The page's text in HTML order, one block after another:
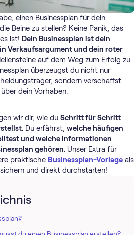
einen Businessplan für dein
Beine zu stellen? Keine Panik, das
ist! Dein Businessplan ist dein
Verkaufsargument und dein roter
auf dem Weg zum Erfolg zu
überzeugst du nicht nur
sondern verschaffst
dein Vorhaben.
wir dir, wie du Schritt für Schritt
. Du erfährst, welche häufigen
und welche Informationen
gehören. Unser Extra für
praktische Businessplan-Vorlage als
und direkt durchstarten!